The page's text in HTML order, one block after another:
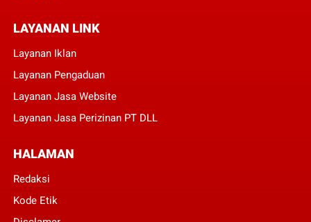
LAYANAN LINK
Layanan Iklan
Layanan Pengaduan
Layanan Jasa Website
Layanan Jasa Perizinan PT DLL
HALAMAN
Redaksi
Kode Etik